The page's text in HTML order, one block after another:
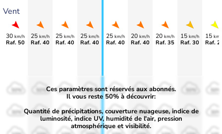
Vent
30 km/h
Raf. 50
25 km/h
Raf. 40
25 km/h
Raf. 40
25 km/h
Raf. 40
25 km/h
Raf. 40
20 km/h
Raf. 40
20 km/h
Raf. 35
15 km/h
Raf. 30
15
Raf.
50%
30%
50%
30%
50%
30%
50%
30%
50%
30%
50%
30%
50%
30% 30% 30%
Ces paramètres sont réservés aux abonnés.
Il vous reste 50% à découvrir:
Quantité de précipitations, couverture nuageuse, indice de
luminosité, indice UV, humidité de l'air, pression
atmosphérique et visibilité.